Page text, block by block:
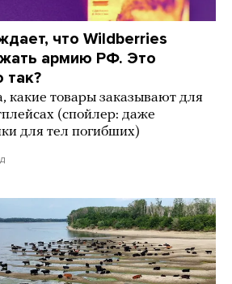
что Wildberries
армию РФ. Это
так?
какие товары заказывают для
(спойлер: даже
для тел погибших)